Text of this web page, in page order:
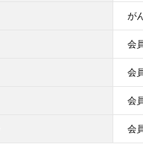
が
会
会
会
会